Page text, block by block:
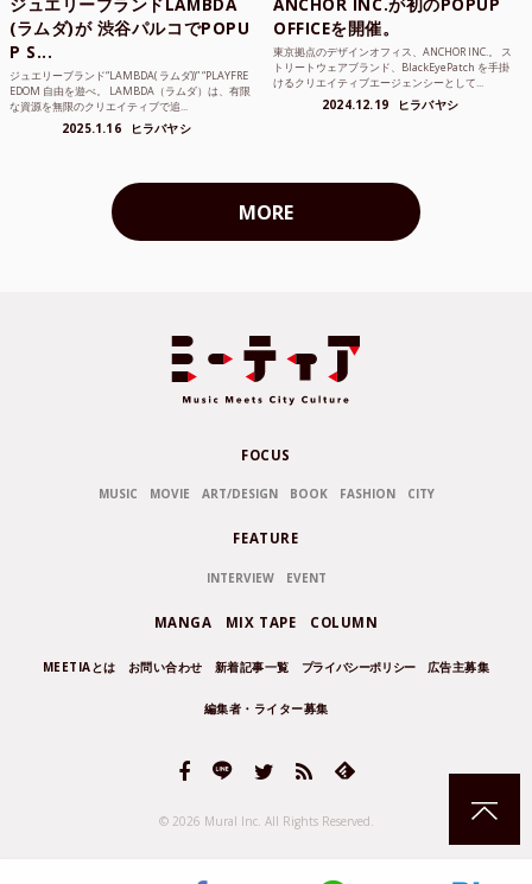
(ラムダ)が 渋谷パルコでPOPU
P S...
ジュエリーブランド“LAMBDA( ラムダ))” “PLAYFRE
EDOM 自由を遊べ。 LAMBDA（ラムダ）は、有限
な資源を無限のクリエイティブで追...
2025.1.16 ヒラバヤシ
OFFICEを開催。
東京拠点のデザインオフィス、ANCHOR INC.。 ス
トリートウェアブランド、BlackEyePatch を手掛
けるクリエイティブエージェンシーとして...
2024.12.19 ヒラバヤシ
MORE
FOCUS
MUSIC MOVIE ART/DESIGN BOOK FASHION CITY
FEATURE
INTERVIEW EVENT
MANGA MIX TAPE COLUMN
MEETIAとは お問い合わせ 新着記事一覧 プライバシーポリシー 広告主募集
編集者・ライター募集
© 2026 Mural Inc. All Rights Reserved.